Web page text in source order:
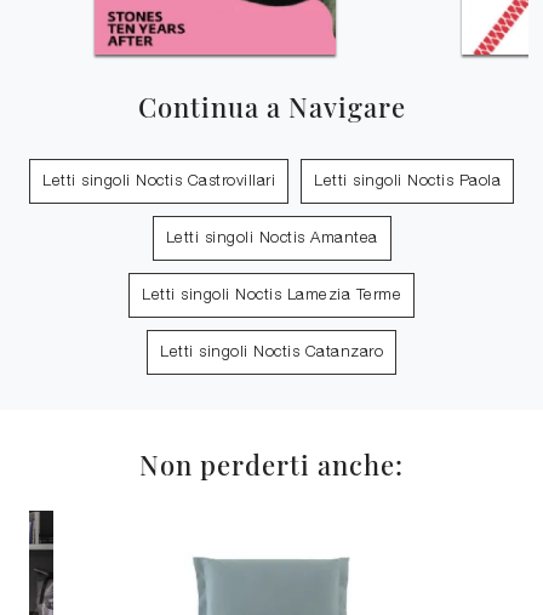
Continua a Navigare
Letti singoli Noctis Castrovillari Letti singoli Noctis Paola
Letti singoli Noctis Amantea
Letti singoli Noctis Lamezia Terme
Letti singoli Noctis Catanzaro
Non perderti anche: